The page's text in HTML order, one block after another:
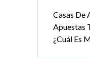
Casas De
Apuestas
¿Cuál Es